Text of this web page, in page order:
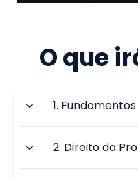
O que
1.
2. Direito da